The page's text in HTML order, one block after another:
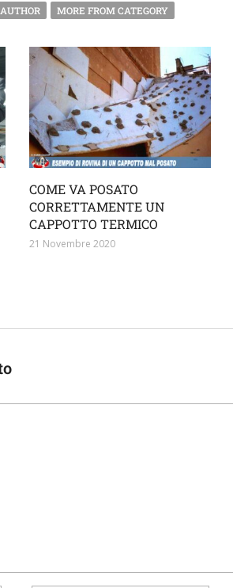
MORE FROM CATEGORY
COME VA POSATO
CORRETTAMENTE UN
CAPPOTTO TERMICO
21 Novembre 2020